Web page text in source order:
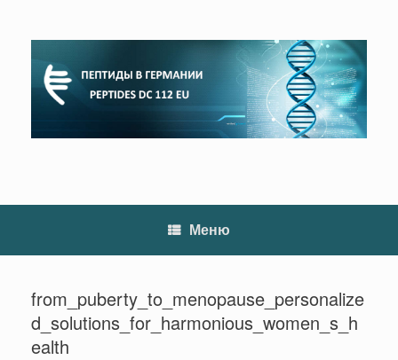
содержанию
Меню
from_puberty_to_menopause_personalize
d_solutions_for_harmonious_women_s_h
ealth